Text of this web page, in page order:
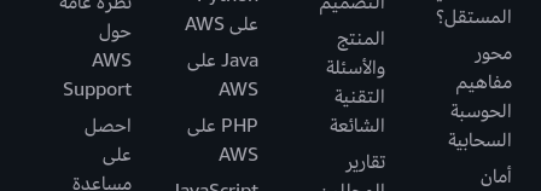
المستقل؟
محور
مفاهيم
الحوسبة
السحابية
أمان
المنتج
والأسئلة
التقنية
الشائعة
تقارير
على AWS
Java على
AWS
PHP على
AWS
حول
AWS
Support
احصل
على
مساعدة